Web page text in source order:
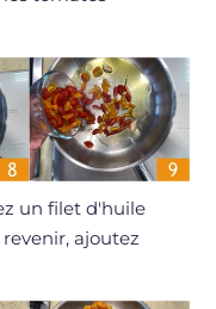
un filet d'huile
ajoutez